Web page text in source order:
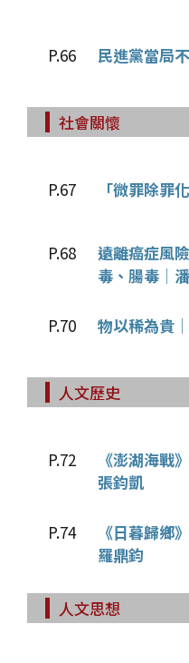
P.66 民進黨當局
社會關懷
P.67 「微罪除罪
P.68
遠離癌症風
毒、腸毒│
P.70 物以稀為貴
人文歷史
P.72
《澎湖海戰
張鈞凱
P.74
《日暮歸鄉
羅鼎鈞
人文思想